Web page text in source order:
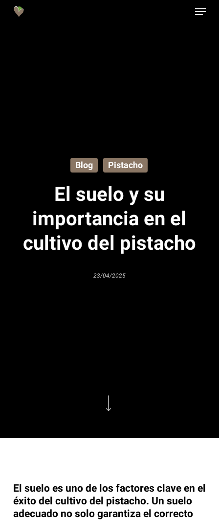
Skip
Menu
Blog Pistacho
El suelo y su
importancia en el
cultivo del pistacho
23/04/2025
El suelo es uno de los factores clave en el
éxito del cultivo del pistacho. Un suelo
adecuado no solo garantiza el correcto